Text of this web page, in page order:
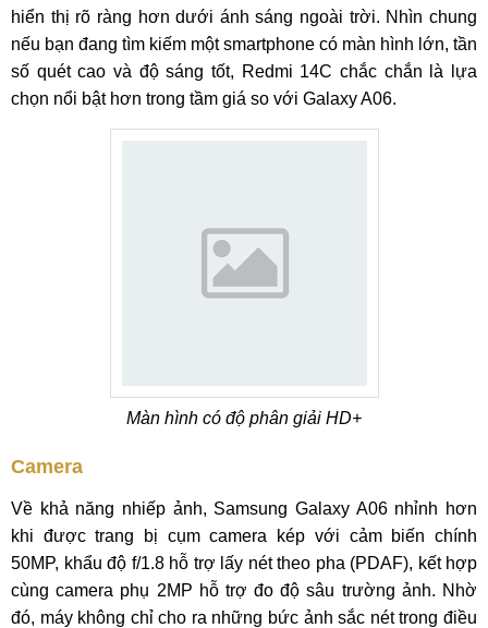
hiển thị rõ ràng hơn dưới ánh sáng ngoài trời. Nhìn chung
nếu bạn đang tìm kiếm một smartphone có màn hình lớn, tần
số quét cao và độ sáng tốt, Redmi 14C chắc chắn là lựa
chọn nổi bật hơn trong tầm giá so với Galaxy A06.
Màn hình có độ phân giải HD+
Camera
Về khả năng nhiếp ảnh, Samsung Galaxy A06 nhỉnh hơn
khi được trang bị cụm camera kép với cảm biến chính
50MP, khẩu độ f/1.8 hỗ trợ lấy nét theo pha (PDAF), kết hợp
cùng camera phụ 2MP hỗ trợ đo độ sâu trường ảnh. Nhờ
đó, máy không chỉ cho ra những bức ảnh sắc nét trong điều